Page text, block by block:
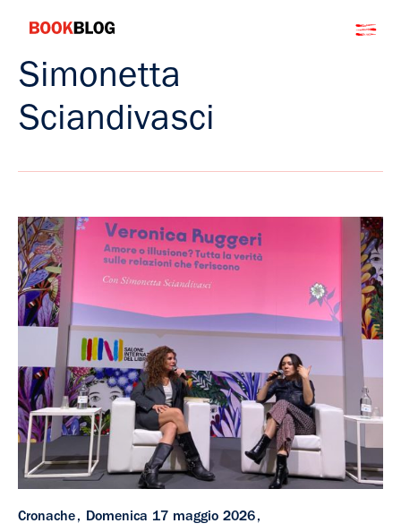
contenuto
Bookblog
Simonetta
Sciandivasci
Cronache
Domenica 17 maggio 2026